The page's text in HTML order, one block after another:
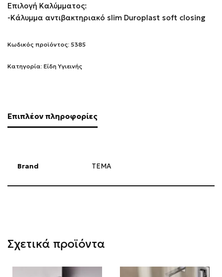
Επιλογή Καλύμματος:
-Κάλυμμα αντιβακτηριακό slim Duroplast soft closing
Κωδικός προϊόντος: 5385
Κατηγορία: Είδη Υγιεινής
Επιπλέον πληροφορίες
Brand TEMA
Σχετικά προϊόντα